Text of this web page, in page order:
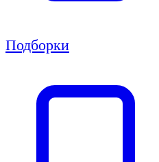
Подборки